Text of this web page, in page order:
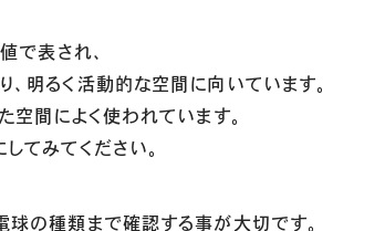
で表され、
明るく活動的な空間に向いています。
空間によく使われています。
てみてください。
球の種類まで確認する事が大切です。